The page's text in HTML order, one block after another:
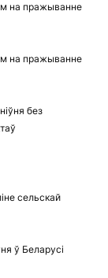
на пражыванне
на пражыванне
без
сельскай
ў Беларусі